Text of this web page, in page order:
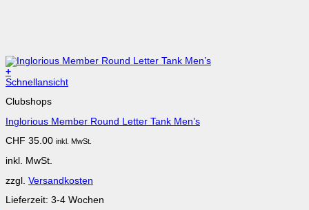
+
Schnellansicht
Clubshops
Inglorious Member Round Letter Tank Men’s
CHF 35.00 inkl. MwSt.
inkl. MwSt.
zzgl. Versandkosten
Lieferzeit: 3-4 Wochen